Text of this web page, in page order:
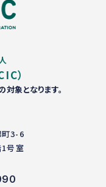
）
象となります。
町3-6
1号室